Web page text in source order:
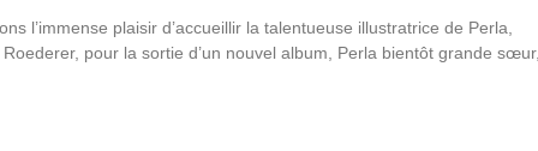
l’immense plaisir d’accueillir la talentueuse illustratrice de Perla,
pour la sortie d’un nouvel album, Perla bientôt grande sœur,